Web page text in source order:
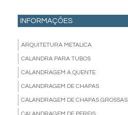
INFORMAÇÕES
ARQUITETURA METALICA
CALANDRA PARA TUBOS
CALANDRAGEM A QUENTE
CALANDRAGEM DE CHAPAS
CALANDRAGEM DE CHAPAS GROSSAS